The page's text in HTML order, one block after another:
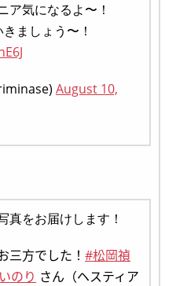
ア気になるよ〜！
ましょう〜！
August 10,
真をお届けします！
三方でした！ #松岡禎
のり さん（ヘスティア